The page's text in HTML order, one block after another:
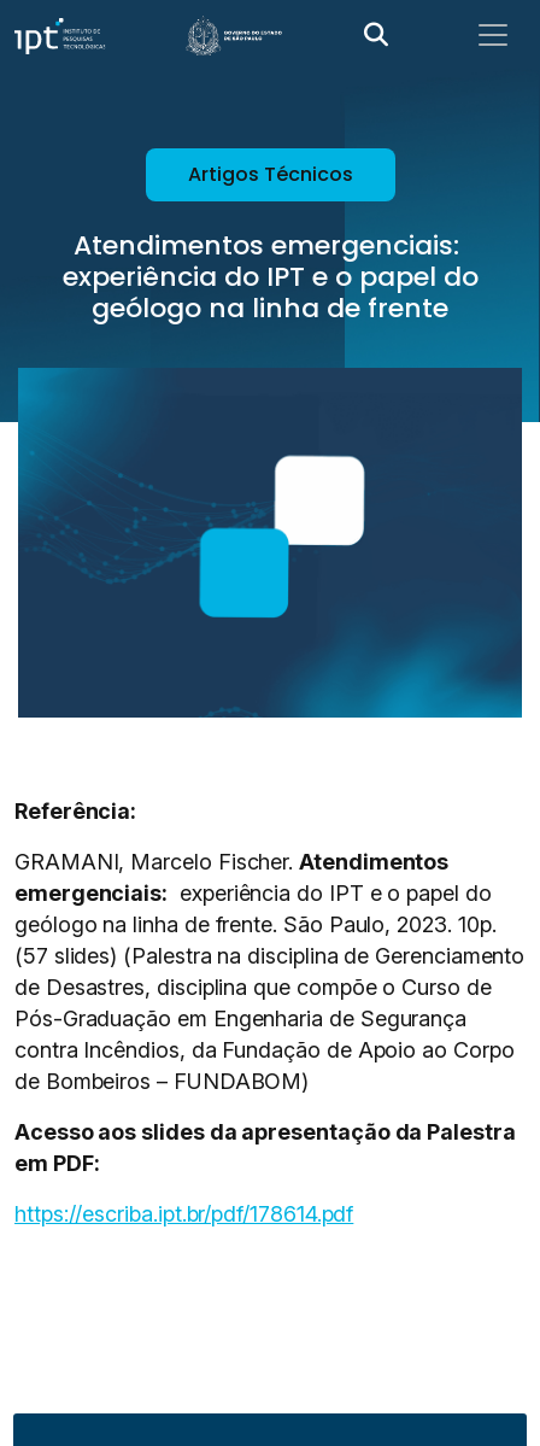
Artigos Técnicos
Atendimentos emergenciais:
experiência do IPT e o papel do
geólogo na linha de frente
Referência:
GRAMANI, Marcelo Fischer.Atendimentos
emergenciais: experiência do IPT e o papel do
geólogo na linha de frente. São Paulo, 2023. 10p.
(57 slides) (Palestra na disciplina de Gerenciamento
de Desastres, disciplina que compõe o Curso de
Pós-Graduação em Engenharia de Segurança
contra Incêndios, da Fundação de Apoio ao Corpo
de Bombeiros – FUNDABOM)
Acesso aos slides da apresentação da Palestra
em PDF:
https://escriba.ipt.br/pdf/178614.pdf